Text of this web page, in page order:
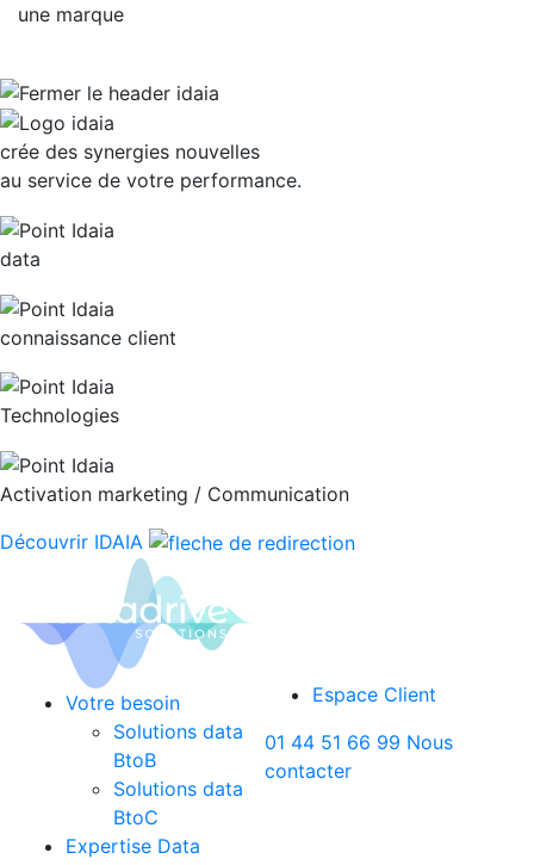
une marque
crée des synergies nouvelles
au service de votre performance.
data
connaissance client
Technologies
Activation marketing / Communication
Découvrir IDAIA
Votre besoin
Solutions data
BtoB
Solutions data
BtoC
Expertise Data
Espace Client
01 44 51 66 99 Nous
contacter